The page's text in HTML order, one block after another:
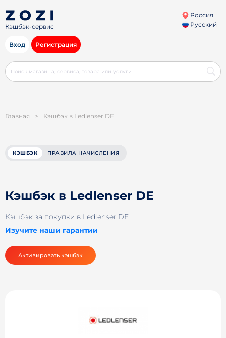
Кэшбэк-сервис
Россия
Русский
Вход Регистрация
Главная > Кэшбэк в Ledlenser DE
КЭШБЭК ПРАВИЛА НАЧИСЛЕНИЯ
Кэшбэк в Ledlenser DE
Кэшбэк за покупки в Ledlenser DE
Изучите наши гарантии
Активировать кэшбэк